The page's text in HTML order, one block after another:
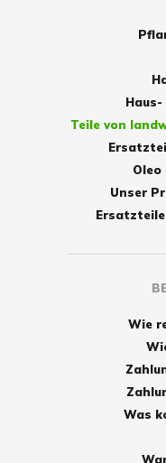
Teile von
Oleo
Unser
Ersatzteile
Wie
Was